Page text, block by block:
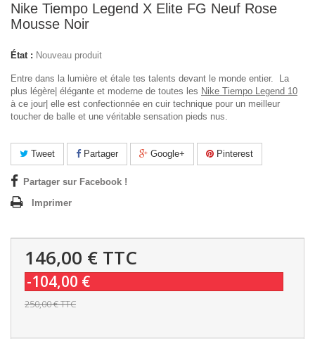
Nike Tiempo Legend X Elite FG Neuf Rose
Mousse Noir
État : Nouveau produit
Entre dans la lumière et étale tes talents devant le monde entier.
La
plus légère| élégante et moderne de toutes les Nike Tiempo Legend 10
à ce jour| elle est confectionnée en cuir technique pour un meilleur
toucher de balle et une véritable sensation pieds nus.
Tweet Partager Google+ Pinterest
Partager sur Facebook !
Imprimer
146,00 € TTC
-104,00 €
250,00 €TTC